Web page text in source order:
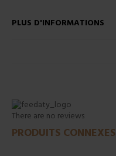
PLUS D'INFORMATIONS
There are no reviews
PRODUITS CONNEXES